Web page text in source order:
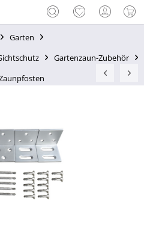
Garten
Gartenzaun-Zubehör